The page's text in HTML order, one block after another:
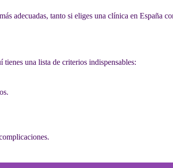
adecuadas, tanto si eliges una clínica en España
una lista de criterios indispensables: